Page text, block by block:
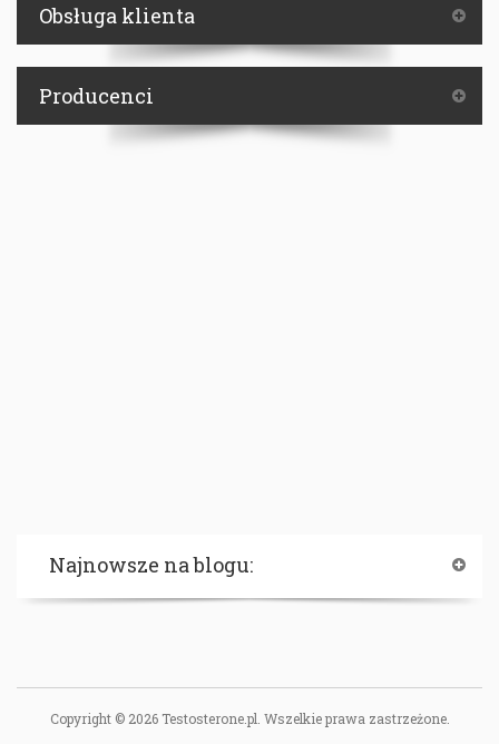
Obsługa klienta
Producenci
Najnowsze na blogu:
Copyright © 2026 Testosterone.pl. Wszelkie prawa zastrzeżone.